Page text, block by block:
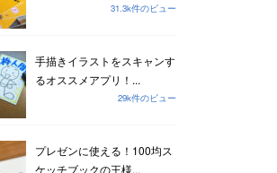
31.3k件のビュー
手描きイラストをスキャンす
るオススメアプリ！...
29k件のビュー
プレゼンに使える！100均ス
ケッチブックの王様...